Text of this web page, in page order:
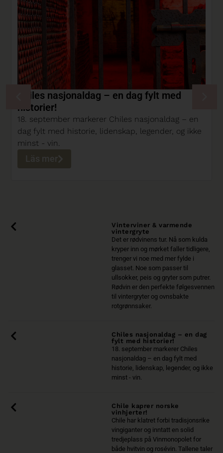
Chiles nasjonaldag – en dag fylt med
historier!
18. september markerer Chiles nasjonaldag – en
dag fylt med historie, lidenskap, legender, og ikke
minst - vin.
Läs mer
Vinterviner & varmende
vintergryte
Det er rødvinens tur. Nå som kulda
kryper inn og mørket faller tidligere,
trenger vi noe med mer fylde i
glasset. Noe som passer til
ullsokker, peis og gryter som putrer.
Rødvin er den perfekte følgesvennen
til vintergryter og ovnsbakte
rotgrønnsaker.
Chiles nasjonaldag – en dag
fylt med historier!
18. september markerer Chiles
nasjonaldag – en dag fylt med
historie, lidenskap, legender, og ikke
minst - vin.
Chile kaprer norske
vinhjerter!
Chile har klatret forbi tradisjonsrike
vingiganter og inntatt en solid
tredjeplass på Vinmonopolet for
både hvitvin og rosévin. Tallene taler